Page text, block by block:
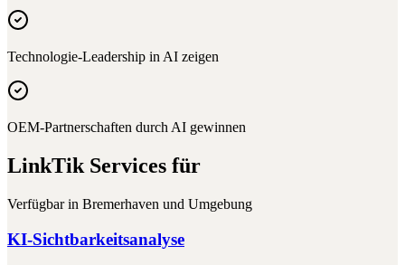
Technologie-Leadership in AI zeigen
OEM-Partnerschaften durch AI gewinnen
LinkTik Services für
Verfügbar in Bremerhaven und Umgebung
KI-Sichtbarkeitsanalyse